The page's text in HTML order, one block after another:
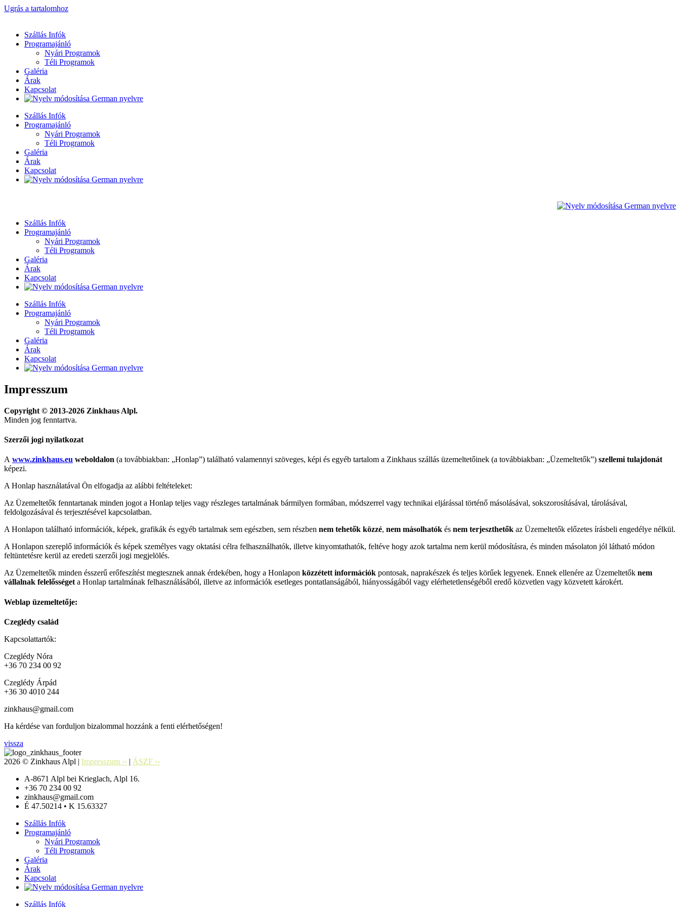
Ugrás a tartalomhoz
Szállás Infók
Programajánló
Nyári Programok
Téli Programok
Galéria
Árak
Kapcsolat
Szállás Infók
Programajánló
Nyári Programok
Téli Programok
Galéria
Árak
Kapcsolat
Szállás Infók
Programajánló
Nyári Programok
Téli Programok
Galéria
Árak
Kapcsolat
Szállás Infók
Programajánló
Nyári Programok
Téli Programok
Galéria
Árak
Kapcsolat
Impresszum
Copyright © 2013-2026 Zinkhaus Alpl.
Minden jog fenntartva.
Szerzői jogi nyilatkozat
A www.zinkhaus.eu weboldalon (a továbbiakban: „Honlap”) található valamennyi szöveges, képi és egyéb tartalom a Zinkhaus szállás üzemeltetőinek (a továbbiakban: „Üzemeltetők”) szellemi tulajdonát
képezi.
A Honlap használatával Ön elfogadja az alábbi feltételeket:
Az Üzemeltetők fenntartanak minden jogot a Honlap teljes vagy részleges tartalmának bármilyen formában, módszerrel vagy technikai eljárással történő másolásával, sokszorosításával, tárolásával,
feldolgozásával és terjesztésével kapcsolatban.
A Honlapon található információk, képek, grafikák és egyéb tartalmak sem egészben, sem részben nem tehetők közzé, nem másolhatók és nem terjeszthetők az Üzemeltetők előzetes írásbeli engedélye nélkül.
A Honlapon szereplő információk és képek személyes vagy oktatási célra felhasználhatók, illetve kinyomtathatók, feltéve hogy azok tartalma nem kerül módosításra, és minden másolaton jól látható módon
feltüntetésre kerül az eredeti szerzői jogi megjelölés.
Az Üzemeltetők minden ésszerű erőfeszítést megtesznek annak érdekében, hogy a Honlapon közzétett információk pontosak, naprakészek és teljes körűek legyenek. Ennek ellenére az Üzemeltetők nem
vállalnak felelősséget a Honlap tartalmának felhasználásából, illetve az információk esetleges pontatlanságából, hiányosságából vagy elérhetetlenségéből eredő közvetlen vagy közvetett károkért.
Weblap üzemeltetője:
Czeglédy család
Kapcsolattartók:
Czeglédy Nóra
+36 70 234 00 92
Czeglédy Árpád
+36 30 4010 244
zinkhaus@gmail.com
Ha kérdése van forduljon bizalommal hozzánk a fenti elérhetőségen!
vissza
2026 © Zinkhaus Alpl | Impresszum ›› | ÁSZF ››
A-8671 Alpl bei Krieglach, Alpl 16.
+36 70 234 00 92
zinkhaus@gmail.com
É 47.50214 • K 15.63327
Szállás Infók
Programajánló
Nyári Programok
Téli Programok
Galéria
Árak
Kapcsolat
Szállás Infók